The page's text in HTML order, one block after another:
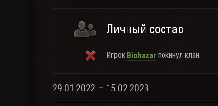
Личный состав
Игрок Biohazar покинул клан.
29.01.2022 – 15.02.2023